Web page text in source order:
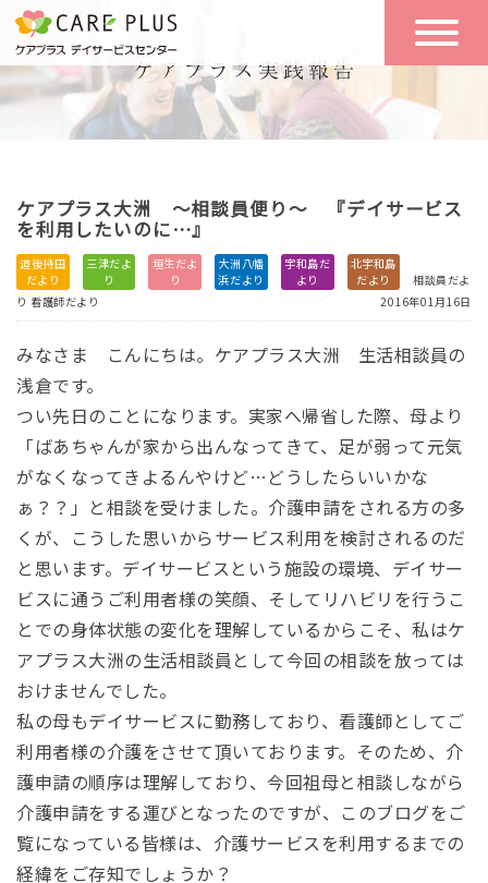
こんな方に
おすすめ
一日の流れ
一日体験
空き状況
実践報告 NEWS
お問い合わせ
体験希望
ケアプラス大洲 ～相談員便り～ 『デイサービス
を利用したいのに…』
道後持田
だより
三津だよ
り
垣生だよ
り
大洲八幡
浜だより
宇和島だ
より
北宇和島
だより
相談員だよ
り 看護師だより 2016年01月16日
みなさま こんにちは。ケアプラス大洲 生活相談員の
浅倉です。
つい先日のことになります。実家へ帰省した際、母より
「ばあちゃんが家から出んなってきて、足が弱って元気
がなくなってきよるんやけど…どうしたらいいかな
ぁ？？」と相談を受けました。介護申請をされる方の多
くが、こうした思いからサービス利用を検討されるのだ
と思います。デイサービスという施設の環境、デイサー
ビスに通うご利用者様の笑顔、そしてリハビリを行うこ
とでの身体状態の変化を理解しているからこそ、私はケ
アプラス大洲の生活相談員として今回の相談を放っては
おけませんでした。
私の母もデイサービスに勤務しており、看護師としてご
利用者様の介護をさせて頂いております。そのため、介
護申請の順序は理解しており、今回祖母と相談しながら
介護申請をする運びとなったのですが、このブログをご
覧になっている皆様は、介護サービスを利用するまでの
経緯をご存知でしょうか？